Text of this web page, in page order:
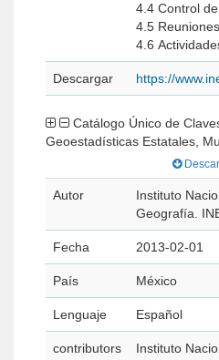
4.4 Control
4.5
4.6
Descargar https://
Geoestadísticas Estatales,
Autor
Instituto
Geografía.
Fecha 2013-02-01
País México
Lenguaje Español
contributors
Instituto